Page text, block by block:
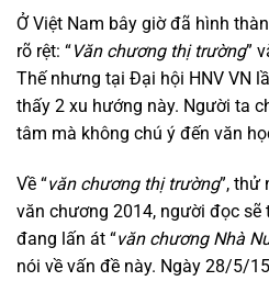
Ở Việt Nam bây giờ đã hình
rõ rệt: “Văn chương thị trường”
Thế nhưng tại Đại hội HNV VN
thấy 2 xu hướng này. Người ta
tâm mà không chú ý đến văn
Về “văn chương thị trường”, thử
văn chương 2014, người đọc
đang lấn át “văn chương Nhà
nói về vấn đề này. Ngày 28/5/